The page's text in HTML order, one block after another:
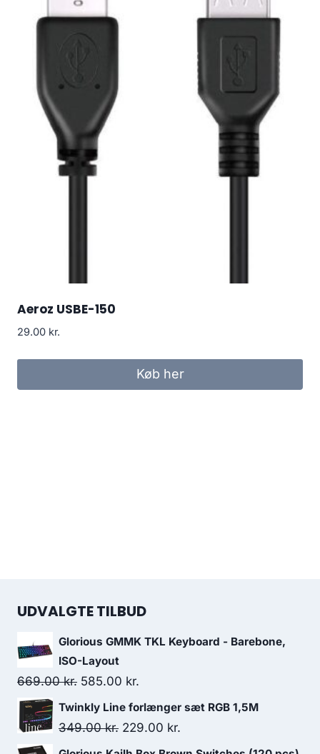
Aeroz USBE-150
29.00 kr.
Køb her
UDVALGTE TILBUD
Glorious GMMK TKL Keyboard - Barebone,
ISO-Layout
669.00kr. Original
price
was:
585.00 kr.
price
is:
Twinkly Line forlænger sæt RGB 1,5M
349.00kr. Original
price
229.00 kr.
price